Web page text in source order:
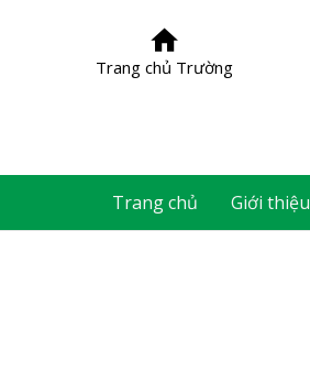
Trang chủ Trường
Trang chủ Giới thiệu